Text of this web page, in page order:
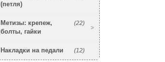
(петля)
(22)
Метизы: крепеж,
болты, гайки
(12)
Накладки на педали